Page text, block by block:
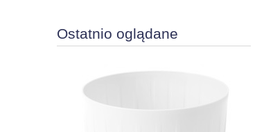
Ostatnio oglądane